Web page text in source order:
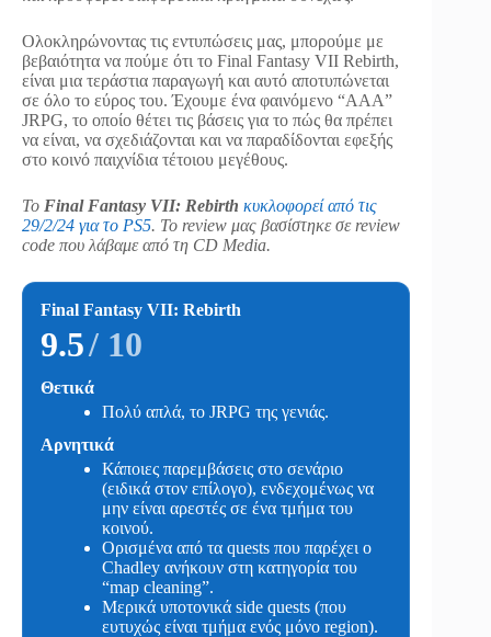
Ολοκληρώνοντας τις εντυπώσεις μας, μπορούμε με
βεβαιότητα να πούμε ότι το Final Fantasy VII Rebirth,
είναι μια τεράστια παραγωγή και αυτό αποτυπώνεται
σε όλο το εύρος του. Έχουμε ένα φαινόμενο “AAA”
JRPG, το οποίο θέτει τις βάσεις για το πώς θα πρέπει
να είναι, να σχεδιάζονται και να παραδίδονται εφεξής
στο κοινό παιχνίδια τέτοιου μεγέθους.
To Final Fantasy VII: Rebirth κυκλοφορεί από τις
29/2/24 για το PS5. Το review μας βασίστηκε σε review
code που λάβαμε από τη CD Media.
Final Fantasy VII: Rebirth
9.5/ 10
Θετικά
Πολύ απλά, το JRPG της γενιάς.
Αρνητικά
Κάποιες παρεμβάσεις στο σενάριο
(ειδικά στον επίλογο), ενδεχομένως να
μην είναι αρεστές σε ένα τμήμα του
κοινού.
Ορισμένα από τα quests που παρέχει ο
Chadley ανήκουν στη κατηγορία του
“map cleaning”.
Μερικά υποτονικά side quests (που
ευτυχώς είναι τμήμα ενός μόνο region).